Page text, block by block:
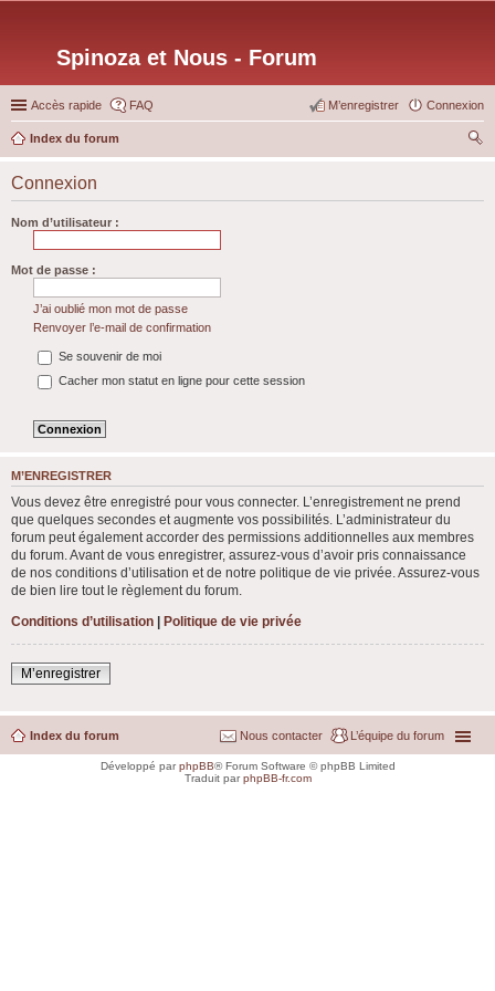
Spinoza et Nous - Forum
Accès rapide FAQ Connexion
M’enregistrer
Index du forum
Connexion
Nom d’utilisateur :
Mot de passe :
J’ai oublié mon mot de passe
Renvoyer l’e-mail de confirmation
Se souvenir de moi
Cacher mon statut en ligne pour cette session
M’ENREGISTRER
Vous devez être enregistré pour vous connecter. L’enregistrement ne prend
que quelques secondes et augmente vos possibilités. L’administrateur du
forum peut également accorder des permissions additionnelles aux membres
du forum. Avant de vous enregistrer, assurez-vous d’avoir pris connaissance
de nos conditions d’utilisation et de notre politique de vie privée. Assurez-vous
de bien lire tout le règlement du forum.
Conditions d’utilisation | Politique de vie privée
M’enregistrer
Index du forum L’équipe du forum
Nous contacter
Développé parphpBB® Forum Software © phpBB Limited
Traduit parphpBB-fr.com